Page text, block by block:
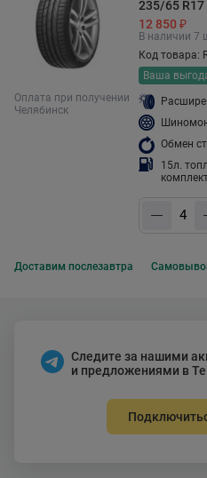
Оплата при получении
Челябинск
235/65 R17
12 850 ₽
В наличии 7
Код товара:
Ваша
Обмен
15л.
Доставим послезавтра
Следите за нашими
и предложениями в